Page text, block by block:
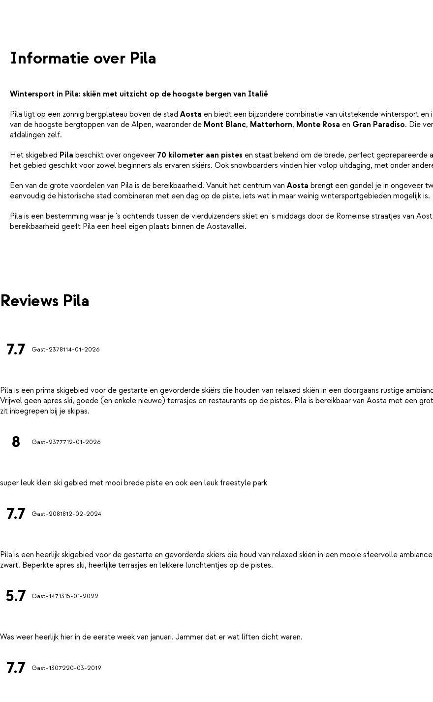
Informatie over Pila
Wintersport in Pila: skiën met uitzicht op de hoogste bergen van Italië
Pila ligt op een zonnig bergplateau boven de stad Aosta en biedt een bijzondere combinatie van uitstekende wintersport en
van de hoogste bergtoppen van de Alpen, waaronder de Mont Blanc, Matterhorn, Monte Rosa en Gran Paradiso. Die
afdalingen zelf.
Het skigebied Pila beschikt over ongeveer 70 kilometer aan pistes en staat bekend om de brede, perfect geprepareerde
het gebied geschikt voor zowel beginners als ervaren skiërs. Ook snowboarders vinden hier volop uitdaging, met onder
Een van de grote voordelen van Pila is de bereikbaarheid. Vanuit het centrum van Aosta brengt een gondel je in ongeveer
eenvoudig de historische stad combineren met een dag op de piste, iets wat in maar weinig wintersportgebieden mogelijk is.
Pila is een bestemming waar je 's ochtends tussen de vierduizenders skiet en 's middags door de Romeinse straatjes van
bereikbaarheid geeft Pila een heel eigen plaats binnen de Aostavallei.
Reviews Pila
7.7 Gast-2378114-01-2026
Pila is een prima skigebied voor de gestarte en gevorderde skiërs die houden van relaxed skiën in een doorgaans rustige
Vrijwel geen apres ski, goede (en enkele nieuwe) terrasjes en restaurants op de pistes. Pila is bereikbaar van Aosta met een
8 Gast-2377712-01-2026
7.7 Gast-2081812-02-2024
Pila is een heerlijk skigebied voor de gestarte en gevorderde skiërs die houd van relaxed skiën in een mooie sfeervolle
5.7 Gast-1471315-01-2022
7.7 Gast-1307220-03-2019